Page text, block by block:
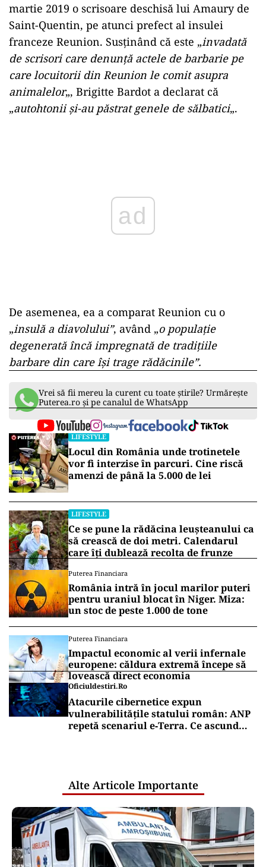
martie 2019 o scrisoare deschisă lui Amaury de
Saint-Quentin, pe atunci prefect al insulei
franceze Reunion. Susţinând că este „invadată
de scrisori care denunţă actele de barbarie pe
care locuitorii din Reunion le comit asupra
animalelor„, Brigitte Bardot a declarat că
„autohtonii şi-au păstrat genele de sălbatici„.
De asemenea, ea a comparat Reunion cu o
„insulă a diavolului”, având „o populaţie
degenerată încă impregnată de tradiţiile
barbare din care îşi trage rădăcinile”.
Vrei să fii mereu la curent cu toate știrile? Urmărește
Puterea.ro și pe canalul de WhatsApp
LIFESTYLE
Locul din România unde trotinetele
vor fi interzise în parcuri. Cine riscă
amenzi de până la 5.000 de lei
LIFESTYLE
Ce se pune la rădăcina leușteanului ca
să crească de doi metri. Calendarul
care îți dublează recolta de frunze
Puterea Financiara
România intră în jocul marilor puteri
pentru uraniul blocat în Niger. Miza:
un stoc de peste 1.000 de tone
Puterea Financiara
Impactul economic al verii infernale
europene: căldura extremă începe să
lovească direct economia
Oficiuldestiri.ro
Atacurile cibernetice expun
vulnerabilitățile statului român: ANP
repetă scenariul e‑Terra. Ce ascund
Alte Articole Importante